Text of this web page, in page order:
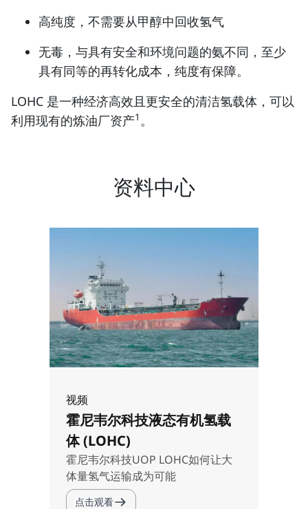
高纯度，不需要从甲醇中回收氢气
无毒，与具有安全和环境问题的氨不同，至少
具有同等的再转化成本，纯度有保障。
LOHC 是一种经济高效且更安全的清洁氢载体，可以
利用现有的炼油厂资产1 。
资料中心
视频
霍尼韦尔科技液态有机氢载
体 (LOHC)
霍尼韦尔科技UOP LOHC如何让大
体量氢气运输成为可能
点击观看